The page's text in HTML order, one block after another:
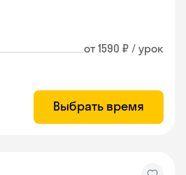
от 1590 ₽ / урок
Выбрать время